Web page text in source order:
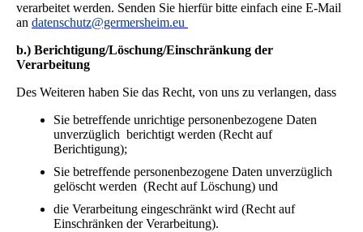
verarbeitet werden. Senden Sie hierfür bitte einfach eine E-Mail
an datenschutz@germersheim.eu
b.) Berichtigung/Löschung/Einschränkung der
Verarbeitung
Des Weiteren haben Sie das Recht, von uns zu verlangen, dass
Sie betreffende unrichtige personenbezogene Daten
unverzüglich berichtigt werden (Recht auf
Berichtigung);
Sie betreffende personenbezogene Daten unverzüglich
gelöscht werden (Recht auf Löschung) und
die Verarbeitung eingeschränkt wird (Recht auf
Einschränken der Verarbeitung).